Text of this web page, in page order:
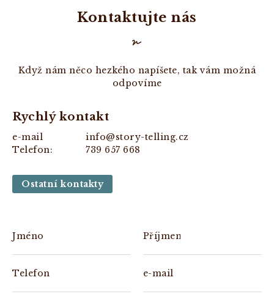
Kontaktujte nás
Když nám něco hezkého napíšete, tak vám možná
odpovíme
Rychlý kontakt
e-mail
info@story-telling.cz
Telefon:
739 657 668
Ostatní kontakty
Jméno Příjmení
Telefon e-mail